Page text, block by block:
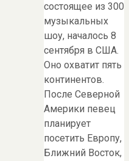
состоящее из 300
музыкальных
шоу, началось 8
сентября в США.
Оно охватит пять
континентов.
После Северной
Америки певец
планирует
посетить Европу,
Ближний Восток,